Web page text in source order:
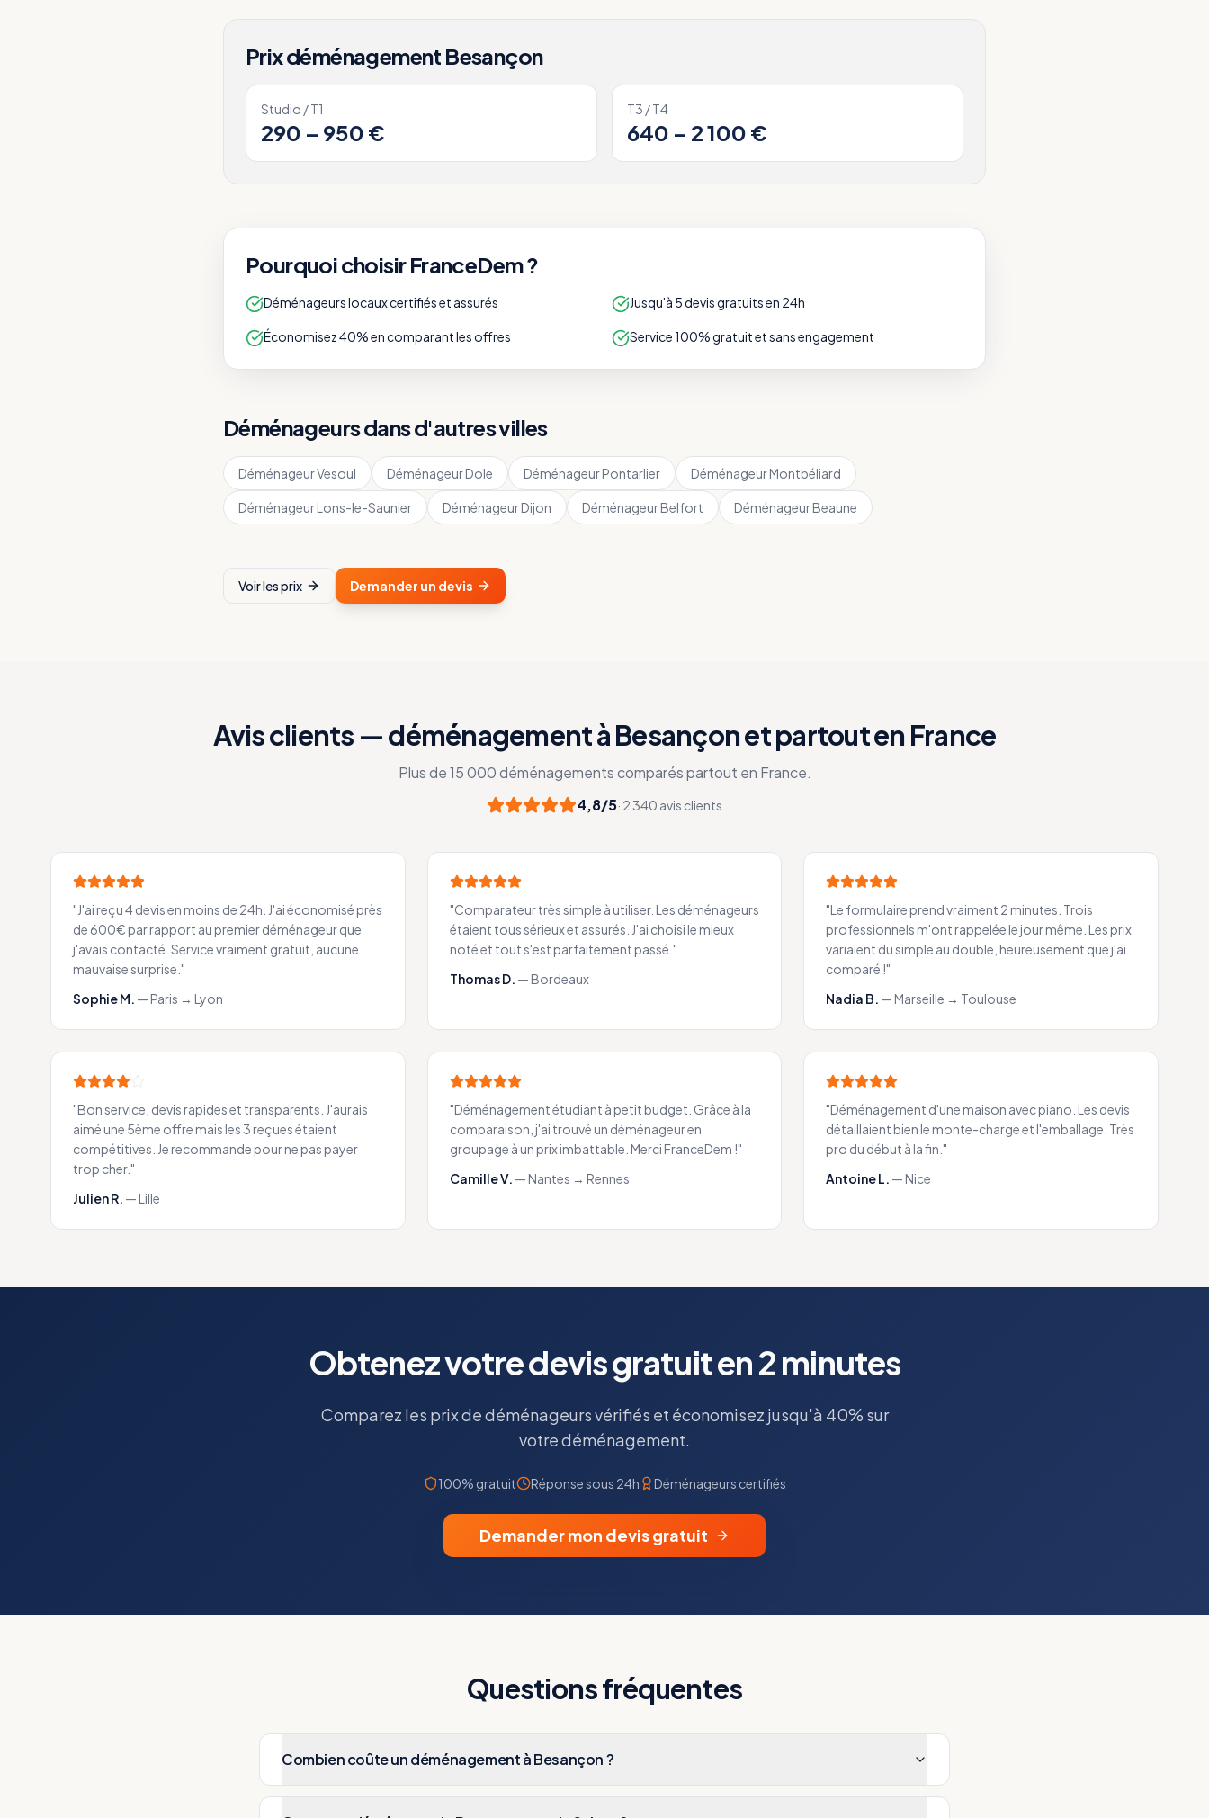
Prix déménagement Besançon
Studio / T1
290 – 950 €
T3 / T4
640 – 2 100 €
Pourquoi choisir FranceDem ?
Déménageurs locaux certifiés et assurés Jusqu'à 5 devis gratuits en 24h
Économisez 40% en comparant les offres Service 100% gratuit et sans engagement
Déménageurs dans d'autres villes
DéménageurVesoul DéménageurDole DéménageurPontarlier DéménageurMontbéliard
DéménageurLons-le-Saunier DéménageurDijon DéménageurBelfort DéménageurBeaune
Voir les prix Demander un devis
Avis clients — déménagement à Besançon et partout en France
Plus de 15 000 déménagements comparés partout en France.
4,8/5· 2 340 avis clients
"J'ai reçu 4 devis en moins de 24h. J'ai économisé près
de 600€ par rapport au premier déménageur que
j'avais contacté. Service vraiment gratuit, aucune
mauvaise surprise. "
Sophie M. —Paris → Lyon
"Comparateur très simple à utiliser. Les déménageurs
étaient tous sérieux et assurés. J'ai choisi le mieux
noté et tout s'est parfaitement passé. "
Thomas D. —Bordeaux
"Le formulaire prend vraiment 2 minutes. Trois
professionnels m'ont rappelée le jour même. Les prix
variaient du simple au double, heureusement que j'ai
comparé !"
Nadia B. —Marseille → Toulouse
"Bon service, devis rapides et transparents. J'aurais
aimé une 5ème offre mais les 3 reçues étaient
compétitives. Je recommande pour ne pas payer
trop cher."
Julien R. —Lille
"Déménagement étudiant à petit budget. Grâce à la
comparaison, j'ai trouvé un déménageur en
groupage à un prix imbattable. Merci FranceDem !"
Camille V. —Nantes → Rennes
"Déménagement d'une maison avec piano. Les devis
détaillaient bien le monte-charge et l'emballage. Très
pro du début à la fin."
Antoine L. —Nice
Obtenez votre devis gratuit en 2 minutes
Comparez les prix de déménageurs vérifiés et économisez jusqu'à 40% sur
votre déménagement.
100% gratuit Réponse sous 24h Déménageurs certifiés
Demander mon devis gratuit
Questions fréquentes
Combien coûte un déménagement à Besançon ?